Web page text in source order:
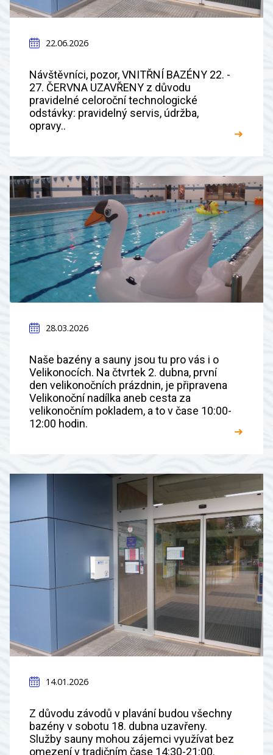
22.06.2026
Návštěvníci, pozor, VNITŘNÍ BAZÉNY 22. -
27. ČERVNA UZAVŘENY z důvodu
pravidelné celoroční technologické
odstávky: pravidelný servis, údržba,
opravy..
➜
28.03.2026
Naše bazény a sauny jsou tu pro vás i o
Velikonocích. Na čtvrtek 2. dubna, první
den velikonočních prázdnin, je připravena
Velikonoční nadílka aneb cesta za
velikonočním pokladem, a to v čase 10:00-
12:00 hodin.
➜
14.01.2026
Z důvodu závodů v plavání budou všechny
bazény v sobotu 18. dubna uzavřeny.
Služby sauny mohou zájemci využívat bez
omezení v tradičním čase 14:30-21:00.